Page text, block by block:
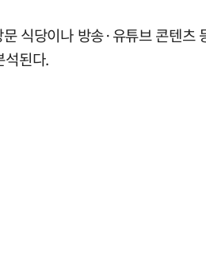
식당이나 방송·유튜브 콘텐츠
석된다.